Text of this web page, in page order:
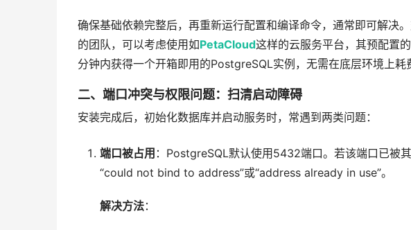
确保基础依赖完整后，再重新运行配置和编译命令，通常即可解决
的团队，可以考虑使用如PetaCloud这样的云服务平台，其预配置
分钟内获得一个开箱即用的PostgreSQL实例，无需在底层环境上耗
二、端口冲突与权限问题：扫清启动障碍
安装完成后，初始化数据库并启动服务时，常遇到两类问题：
端口被占用 ：PostgreSQL默认使用5432端口。若该端口已被
“could not bind to address”或“address already in use”。
解决方法：